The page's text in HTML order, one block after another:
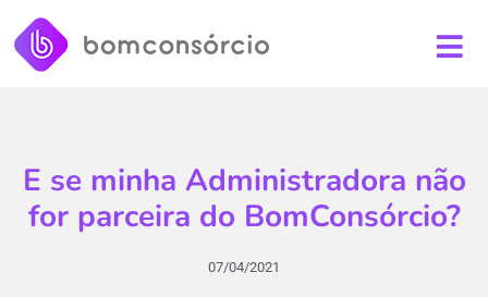
E se minha Administradora não
for parceira do BomConsórcio?
07/04/2021